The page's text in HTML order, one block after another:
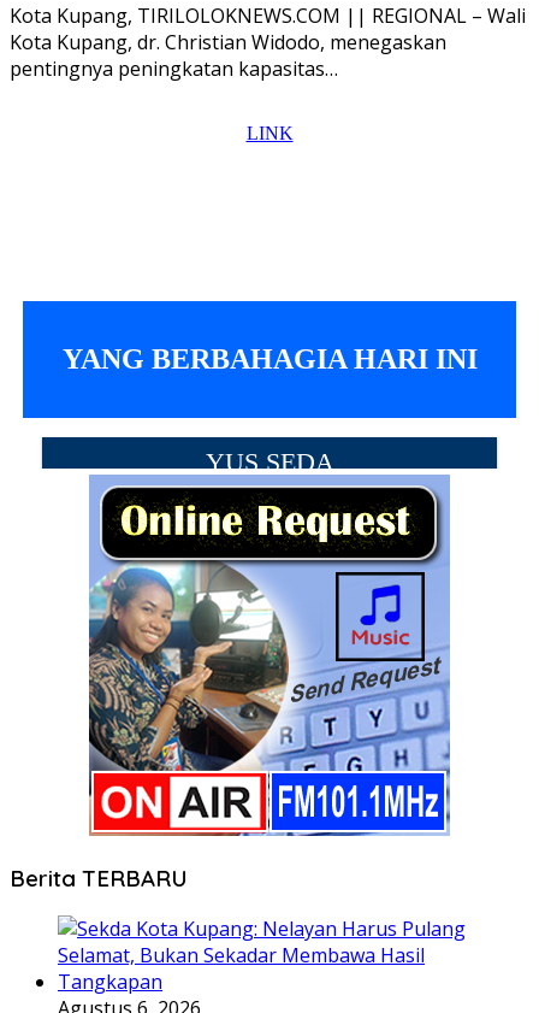
Kota Kupang, TIRILOLOKNEWS.COM || REGIONAL – Wali
Kota Kupang, dr. Christian Widodo, menegaskan
pentingnya peningkatan kapasitas…
Berita TERBARU